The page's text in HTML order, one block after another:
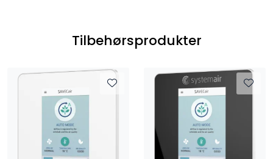
Tilbehørsprodukter